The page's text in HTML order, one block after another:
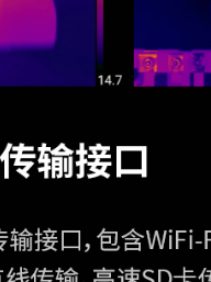
开启
中，通过
热成像，